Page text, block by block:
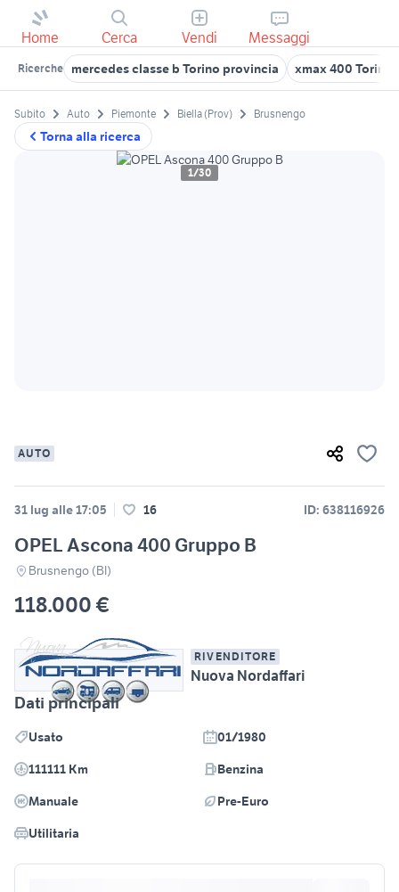
Home Cerca Vendi Messaggi
Ricerche mercedes classe b Torino provincia xmax 400 Torino
Torna alla ricerca
Subito Auto Piemonte Biella (Prov) Brusnengo
1/30
AUTO
31 lug alle 17:05 16 ID: 638116926
OPEL Ascona 400 Gruppo B
Brusnengo (BI)
118.000 €
RIVENDITORE
Nuova Nordaffari
Dati principali
Usato
01/1980
111111 Km
Benzina
Manuale
Pre-Euro
Utilitaria